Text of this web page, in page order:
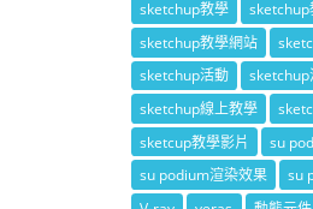
sketchup教學
sketchup
sketchup教學網站
sketchup活動
sketchup
sketchup線上教學
sketcup教學影片
su
su podium渲染效果
su